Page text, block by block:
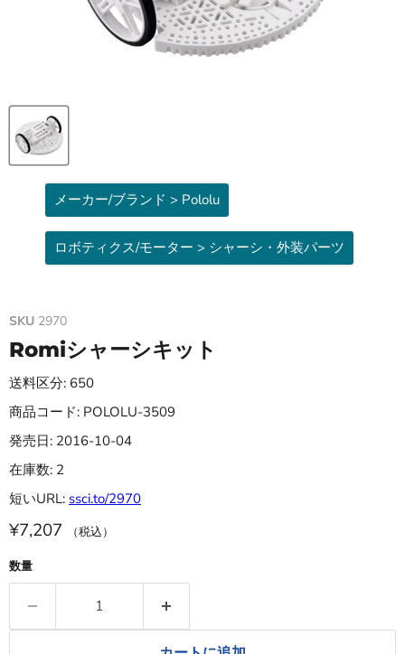
メーカー/ブランド > Pololu
ロボティクス/モーター > シャーシ・外装パーツ
SKU 2970
Romiシャーシキット
送料区分: 650
商品コード: POLOLU-3509
発売日: 2016-10-04
在庫数: 2
短いURL: ssci.to/2970
¥7,207 （税込）
数量